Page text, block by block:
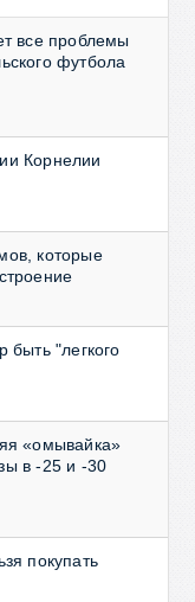
все проблемы
футбола
Корнелии
которые
быть "легкого
«омывайка»
в -25 и -30
покупать